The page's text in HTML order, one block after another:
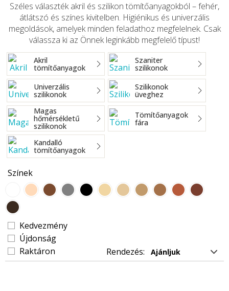
Széles választék akril és szilikon tömítőanyagokból – fehér,
átlátszó és színes kivitelben. Higiénikus és univerzális
megoldások, amelyek minden feladathoz megfelelnek. Csak
válassza ki az Önnek leginkább megfelelő típust!
Akril
tömítőanyagok
Szaniter
szilikonok
Univerzális
szilikonok
Szilikonok
üveghez
Magas
hőmérsékletű
szilikonok
Tömítőanyagok
fára
Kandalló
tömítőanyagok
Színek
Kedvezmény
Újdonság
Raktáron
Rendezés: